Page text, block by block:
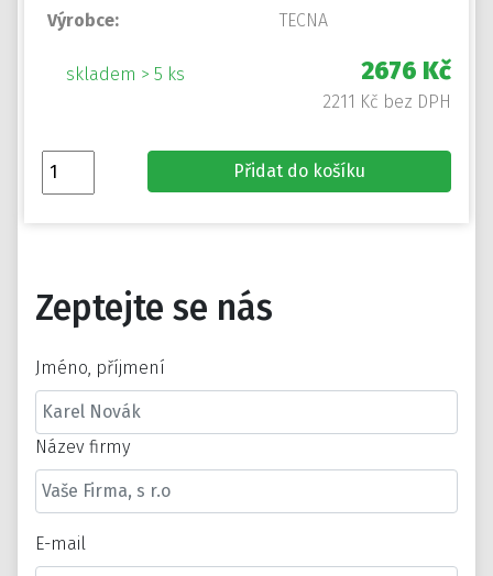
Výrobce:
TECNA
skladem > 5 ks 2676 Kč
2211 Kč bez DPH
Přidat do košíku
Zeptejte se nás
Jméno, příjmení
Název firmy
E-mail